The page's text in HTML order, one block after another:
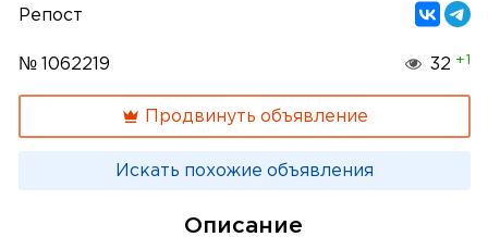
Репост
№ 1062219 32 +1
Продвинуть объявление
Искать похожие объявления
Описание